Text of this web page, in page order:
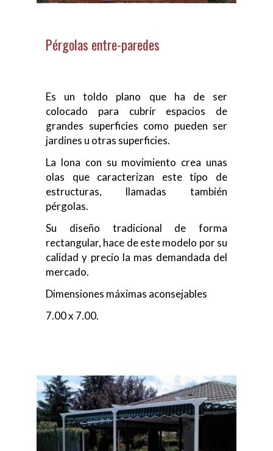
Pérgolas entre-paredes
Es un toldo plano que ha de ser
colocado para cubrir espacios de
grandes superficies como pueden ser
jardines u otras superficies.
La lona con su movimiento crea unas
olas que caracterizan este tipo de
estructuras, llamadas también
pérgolas.
Su diseño tradicional de forma
rectangular, hace de este modelo por su
calidad y precio la mas demandada del
mercado.
Dimensiones máximas aconsejables
7.00 x 7.00.